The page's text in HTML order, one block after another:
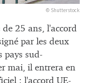
© Shutterstock
25 ans, l'accord
par les deux
pays sud-
mai, il entrera en
: l'accord UE-